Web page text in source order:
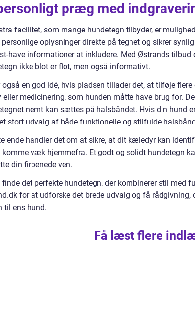
præg med
facilitet, som mange hundetegn tilbyder, er
oplysninger direkte på tegnet og sikrer
have informationer at inkludere. Med Østrands tilbud
ikke blot er flot, men også informativt.
også en god idé, hvis pladsen tillader det, at tilføje
eller medicinering, som hunden måtte have brug for.
nemt kan sættes på halsbåndet. Hvis din hund
stort udvalg af både funktionelle og stilfulde
ende handler det om at sikre, at dit kæledyr kan
komme væk hjemmefra. Et godt og solidt hundetegn
din firbenede ven.
finde det perfekte hundetegn, der kombinerer stil med
for at udforske det brede udvalg og få rådgivning,
til ens hund.
Få læst flere